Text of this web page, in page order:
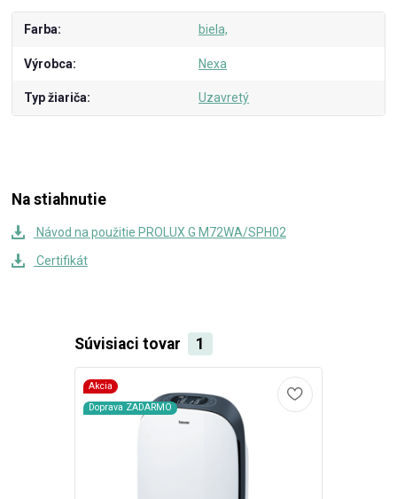
Farba biela,
Výrobca Nexa
Typ žiariča Uzavretý
Na stiahnutie
Návod na použitie PROLUX G M72WA/SPH02
Certifikát
Súvisiaci tovar 1
Akcia
Doprava ZADARMO